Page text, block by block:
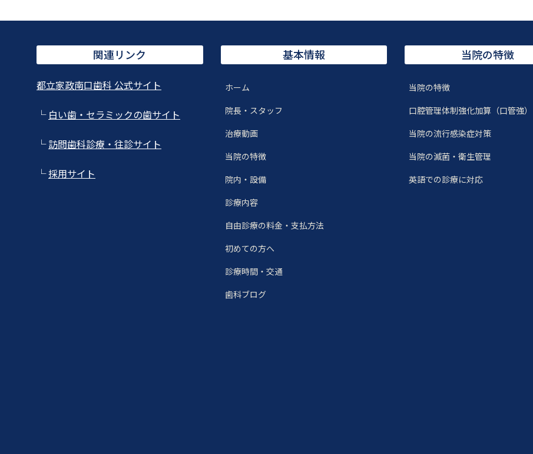
関連リンク
都立家政南口歯科 公式サイト
└ 白い歯・セラミックの歯サイト
└訪問歯科診療・往診サイト
└採用サイト
基本情報
ホーム
院長・スタッフ
治療動画
当院の特徴
院内・設備
診療内容
自由診療の料金・支払方法
初めての方へ
診療時間・交通
歯科ブログ
当院の特徴
当院の特徴
口腔管理体制強化加算（口管強）
当院の流行感染症対策
当院の滅菌・衛生管理
英語での診療に対応